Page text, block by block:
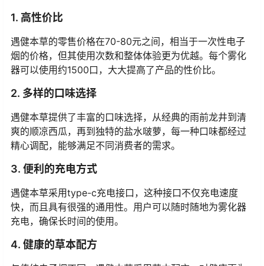
1. 高性价比
遇健本草的零售价格在70-80元之间，相当于一次性电子
烟的价格，但其使用次数和整体体验更为优越。每个雾化
器可以使用约1500口，大大提高了产品的性价比。
2. 多样的口味选择
遇健本草提供了丰富的口味选择，从经典的雨前龙井到清
爽的顺凉西瓜，再到独特的盐水啵萝，每一种口味都经过
精心调配，能够满足不同消费者的需求。
3. 便利的充电方式
遇健本草采用type-c充电接口，这种接口不仅充电速度
快，而且具有很强的通用性。用户可以随时随地为雾化器
充电，确保长时间的使用。
4. 健康的草本配方